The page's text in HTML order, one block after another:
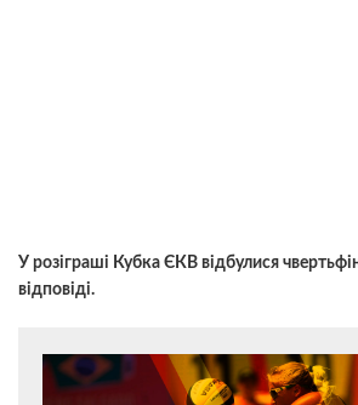
У розіграші Кубка ЄКВ відбулися
відповіді.